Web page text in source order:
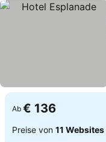
Ab € 136
Preise von 11 Websites